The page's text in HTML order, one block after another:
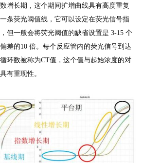
增长期，这个期间扩增曲线具有高度重复
条荧光阈值线，它可以设定在荧光信号指
但一般会将荧光阈值的缺省设置是 3-15 个
差的10 倍。每个反应管内的荧光信号到达
环数被称为CT值，这个值与起始浓度的对
有重现性。